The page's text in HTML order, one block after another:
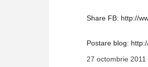
Share FB: http://
Postare blog:
27 octombrie 2011